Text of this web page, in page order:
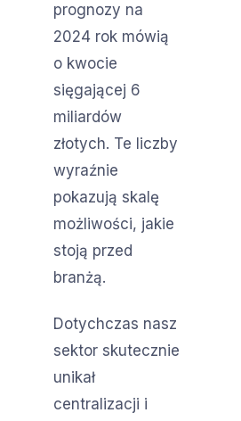
prognozy na
2024 rok mówią
o kwocie
sięgającej 6
miliardów
złotych. Te liczby
wyraźnie
pokazują skalę
możliwości, jakie
stoją przed
branżą.
Dotychczas nasz
sektor skutecznie
unikał
centralizacji i